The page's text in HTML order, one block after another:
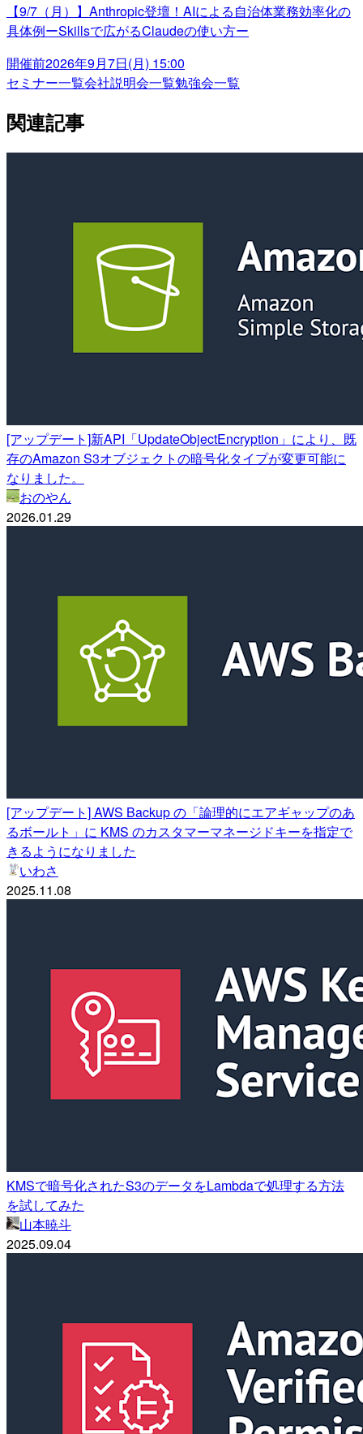
【9/7（月）】Anthropic登壇！AIによる自治体業務効率化の
具体例ーSkillsで広がるClaudeの使い方ー
開催前2026年9月7日(月) 15:00
セミナー一覧会社説明会一覧勉強会一覧
関連記事
[アップデート]新API「UpdateObjectEncryption」により、既
存のAmazon S3オブジェクトの暗号化タイプが変更可能に
なりました。
おのやん
2026.01.29
[アップデート] AWS Backup の「論理的にエアギャップのあ
るボールト」に KMS のカスタマーマネージドキーを指定で
きるようになりました
いわさ
2025.11.08
KMSで暗号化されたS3のデータをLambdaで処理する方法
を試してみた
山本暁斗
2025.09.04